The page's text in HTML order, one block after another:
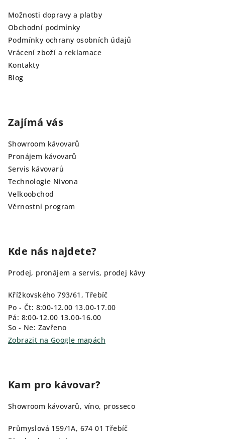
Možnosti dopravy a platby
Obchodní podmínky
Podmínky ochrany osobních údajů
Vrácení zboží a reklamace
Kontakty
Blog
Zajímá vás
Showroom kávovarů
Pronájem kávovarů
Servis kávovarů
Technologie Nivona
Velkoobchod
Věrnostní program
Kde nás najdete?
Prodej, pronájem a servis, prodej kávy
Křížkovského 793/61, Třebíč
Po - Čt: 8:00-12.00 13.00-17.00
Pá: 8:00-12.00 13.00-16.00
So - Ne: Zavřeno
Zobrazit na Google mapách
Kam pro kávovar?
Showroom kávovarů, víno, prosseco
Průmyslová 159/1A, 674 01 Třebíč